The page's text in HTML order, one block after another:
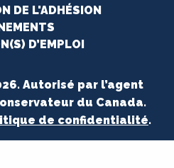
DE L'ADHÉSION
D’EMPLOI
Autorisé par l’agent
du Canada.
de confidentialité.